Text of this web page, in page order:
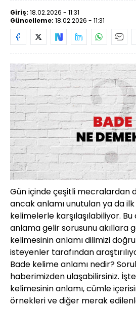
Giriş: 18.02.2026 - 11:31
Güncelleme: 18.02.2026 - 11:31
Gün içinde çeşitli mecralardan
ancak anlamı unutulan ya da
kelimelerle karşılaşılabiliyor.
anlama gelir sorusunu akıllara
kelimesinin anlamı dilimizi
isteyenler tarafından
Bade kelime anlamı nedir?
haberimizden ulaşabilirsiniz.
kelimesinin anlamı, cümle
örnekleri ve diğer merak